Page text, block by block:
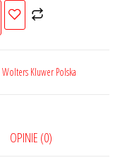
Wolters Kluwer Polska
OPINIE (0)